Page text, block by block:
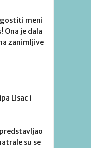
meni
Ona je dala
zanimljive
Lisac i
su se